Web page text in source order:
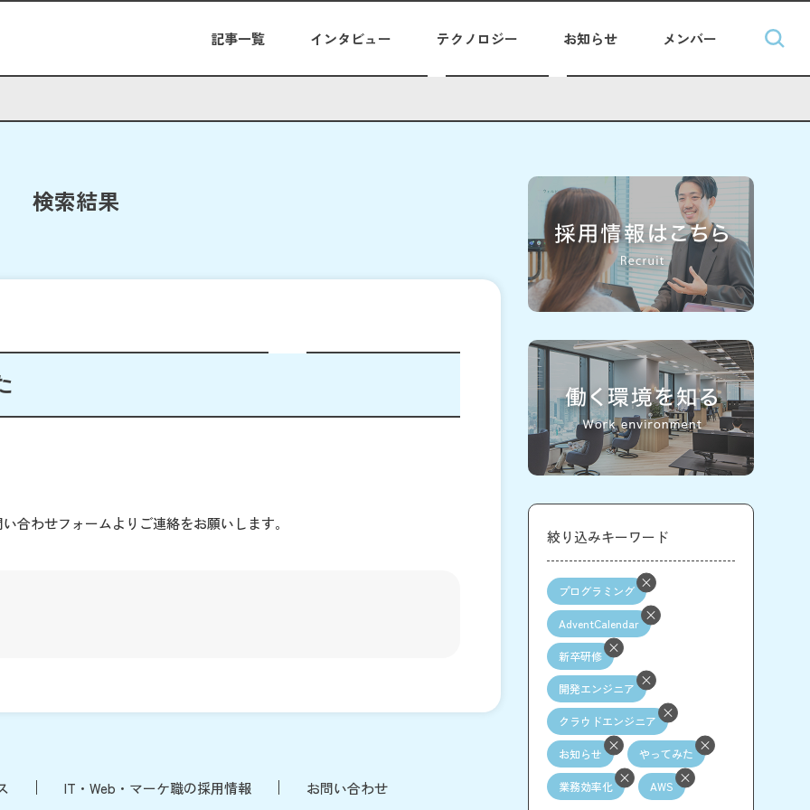
記事一覧 インタビュー テクノロジー お知らせ メンバー
検索結果
合わせフォームよりご連絡をお願いします。
IT・Web・マーケ職の採用情報 お問い合わせ
絞り込みキーワード
プログラミング
AdventCalendar
新卒研修
開発エンジニア
クラウドエンジニア
お知らせ やってみた
業務効率化 AWS